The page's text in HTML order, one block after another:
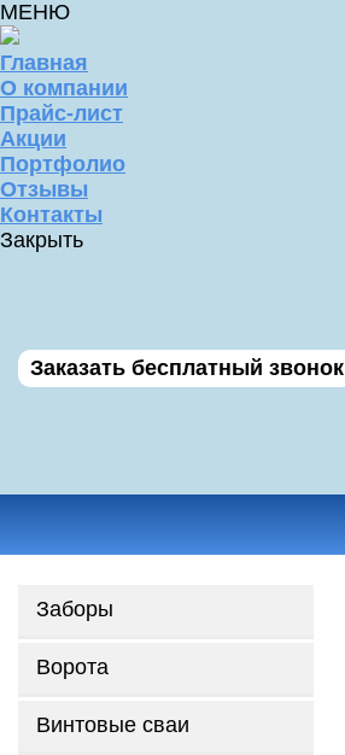
МЕНЮ
Главная
О компании
Прайс-лист
Акции
Портфолио
Отзывы
Контакты
Закрыть
Заказать бесплатный звонок
Заборы
Ворота
Винтовые сваи